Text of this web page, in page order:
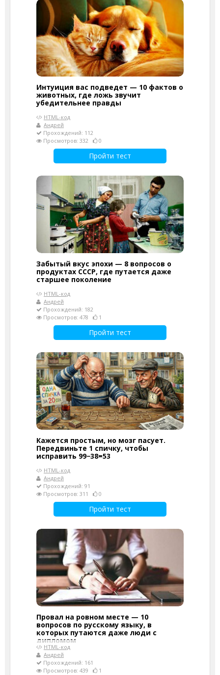
Интуиция вас подведет — 10 фактов о
животных, где ложь звучит
убедительнее правды
HTML-код
Андрей
Прохождений: 112
Просмотров: 332
0
Пройти тест
Забытый вкус эпохи — 8 вопросов о
продуктах СССР, где путается даже
старшее поколение
HTML-код
Андрей
Прохождений: 182
Просмотров: 478
1
Пройти тест
Кажется простым, но мозг пасует.
Передвиньте 1 спичку, чтобы
исправить 99−38=53
HTML-код
Андрей
Прохождений: 91
Просмотров: 311
0
Пройти тест
Провал на ровном месте — 10
вопросов по русскому языку, в
которых путаются даже люди с
дипломом
HTML-код
Андрей
Прохождений: 161
Просмотров: 439
1